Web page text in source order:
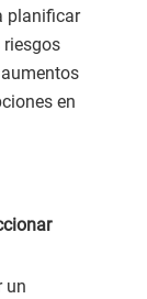
planificar
en
un